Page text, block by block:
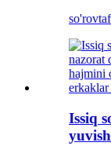
so'rov
Issiq